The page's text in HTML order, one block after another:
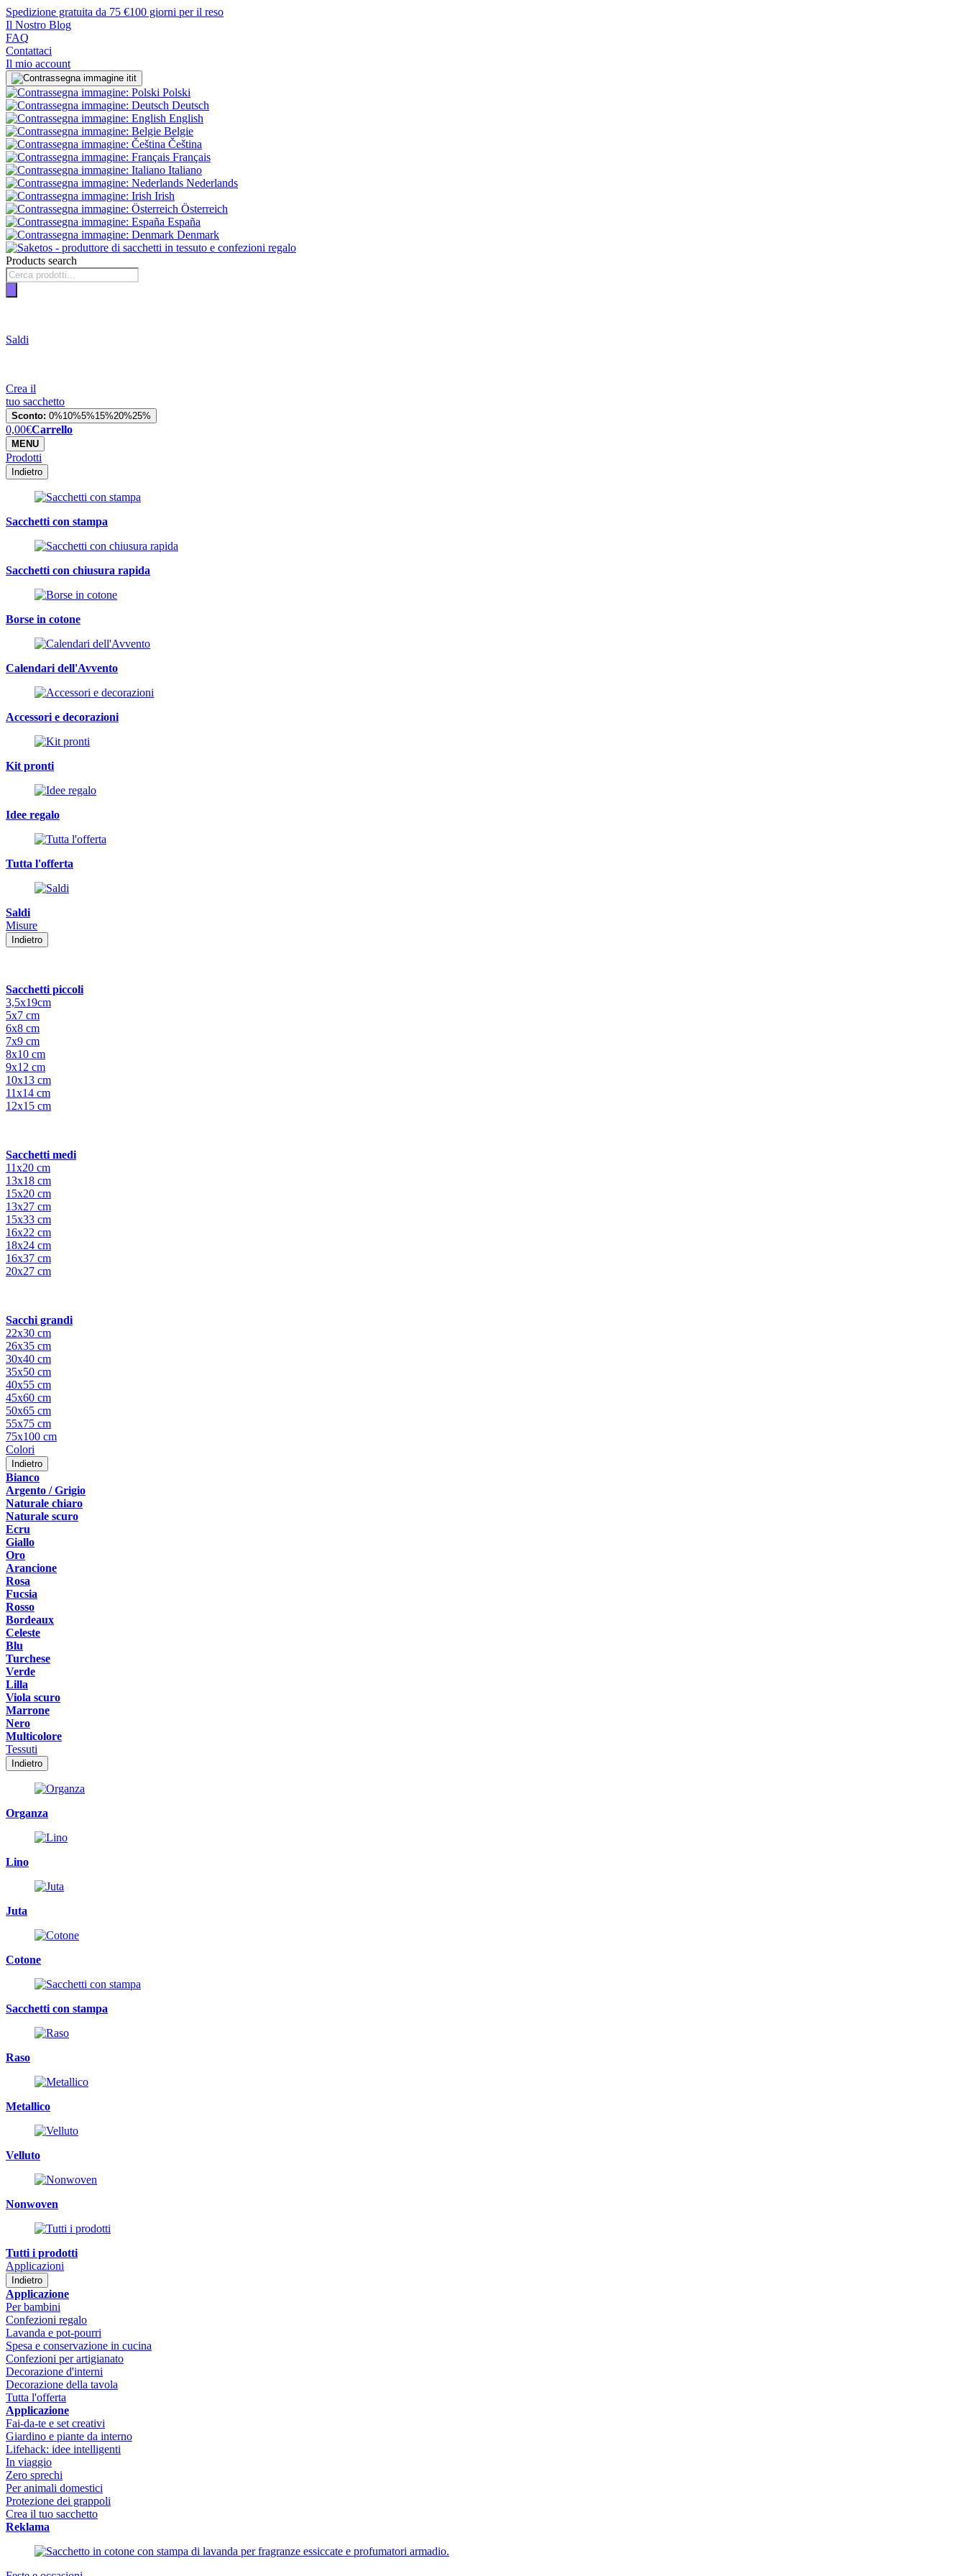
Spedizione gratuita da 75 €100 giorni per il reso
Il Nostro Blog
FAQ
Contattaci
Il mio account
it
Polski
Deutsch
English
Belgie
Čeština
Français
Italiano
Nederlands
Irish
Österreich
España
Denmark
Products search
Saldi
Crea il
tuo sacchetto
Sconto: 0%10%5%15%20%25%
0,00€Carrello
MENU
Prodotti
Indietro
Sacchetti con stampa
Sacchetti con chiusura rapida
Borse in cotone
Calendari dell'Avvento
Accessori e decorazioni
Kit pronti
Idee regalo
Tutta l'offerta
Saldi
Misure
Indietro
Sacchetti piccoli
3,5x19cm
5x7 cm
6x8 cm
7x9 cm
8x10 cm
9x12 cm
10x13 cm
11x14 cm
12x15 cm
Sacchetti medi
11x20 cm
13x18 cm
15x20 cm
13x27 cm
15x33 cm
16x22 cm
18x24 cm
16x37 cm
20x27 cm
Sacchi grandi
22x30 cm
26x35 cm
30x40 cm
35x50 cm
40x55 cm
45x60 cm
50x65 cm
55x75 cm
75x100 cm
Colori
Indietro
Bianco
Argento / Grigio
Naturale chiaro
Naturale scuro
Ecru
Giallo
Oro
Arancione
Rosa
Fucsia
Rosso
Bordeaux
Celeste
Blu
Turchese
Verde
Lilla
Viola scuro
Marrone
Nero
Multicolore
Tessuti
Indietro
Organza
Lino
Juta
Cotone
Sacchetti con stampa
Raso
Metallico
Velluto
Nonwoven
Tutti i prodotti
Applicazioni
Indietro
Applicazione
Per bambini
Confezioni regalo
Lavanda e pot-pourri
Spesa e conservazione in cucina
Confezioni per artigianato
Decorazione d'interni
Decorazione della tavola
Tutta l'offerta
Applicazione
Fai-da-te e set creativi
Giardino e piante da interno
Lifehack: idee intelligenti
In viaggio
Zero sprechi
Per animali domestici
Protezione dei grappoli
Crea il tuo sacchetto
Reklama